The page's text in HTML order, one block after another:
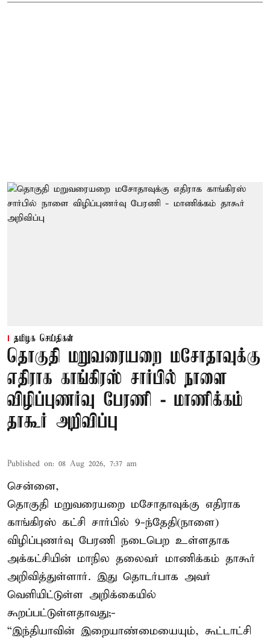
தமிழக செய்திகள்
தொகுதி மறுவரையறை மசோதாவுக்கு
எதிராக காங்கிரஸ் சார்பில் நாளை
விழிப்புணர்வு பேரணி - மாணிக்கம்
தாகூர் அறிவிப்பு
Published on: 08 Aug 2026, 7:37 am
சென்னை,
தொகுதி மறுவரையறை மசோதாவுக்கு எதிராக
காங்கிரஸ் கட்சி சார்பில் 9-ந்தேதி(நாளை)
விழிப்புணர்வு பேரணி நடைபெற உள்ளதாக
அக்கட்சியின் மாநில தலைவர் மாணிக்கம் தாகூர்
அறிவித்துள்ளார். இது தொடர்பாக அவர்
வெளியிட்டுள்ள அறிக்கையில்
கூறப்பட்டுள்ளதாவது;-
“இந்தியாவின் இறையாண்மையையும், கூட்டாட்சி